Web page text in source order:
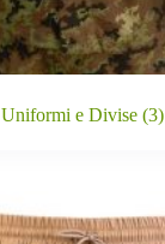
Uniformi e Divise(3)